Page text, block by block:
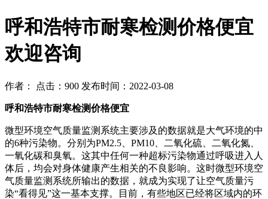
呼和浩特市耐寒检测价格便宜
欢迎咨询
作者： 点击：900 发布时间：2022-03-08
呼和浩特市耐寒检测价格便宜
微型环境空气质量监测系统主要涉及的数据就是大气环境的中
的6种污染物。分别为PM2.5、PM10、二氧化硫、二氧化氮、
一氧化碳和臭氧。这其中任何一种超标污染物通过呼吸进入人
体后，均会对身体健康产生相关的不良影响。这时微型环境空
气质量监测系统所输出的数据，就成为实现了让空气质量污
染“看得见”这一基本支撑。目前，有些地区已经将区域内的环